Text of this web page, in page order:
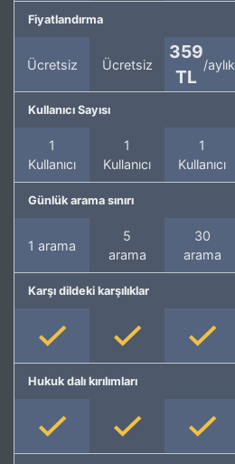
Fiyatlandırma
Ücretsiz Ücretsiz
359
TL
/aylık
Kullanıcı Sayısı
1
Kullanıcı
1
Kullanıcı
1
Kullanıcı
Günlük arama sınırı
1 arama
5
arama
30
arama
Karşı dildeki karşılıklar
Hukuk dalı kırılımları